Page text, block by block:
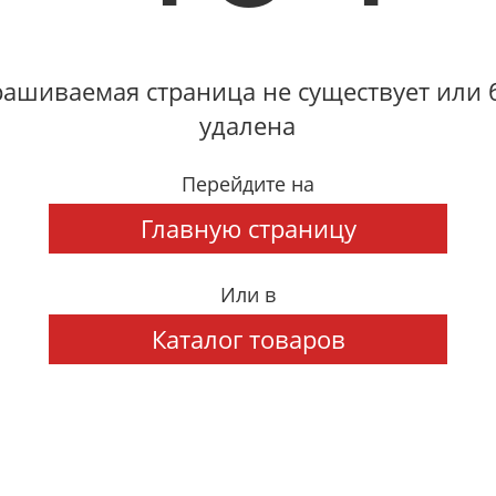
страница не существует или
удалена
Перейдите на
Главную страницу
Или в
Каталог товаров